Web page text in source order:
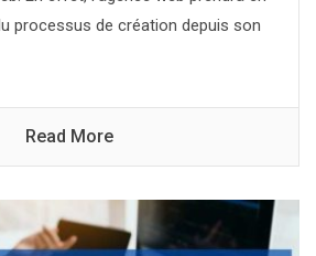
processus de création depuis son
Read More